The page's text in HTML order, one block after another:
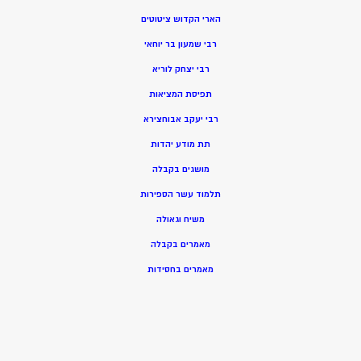
הארי הקדוש ציטוטים
רבי שמעון בר יוחאי
רבי יצחק לוריא
תפיסת המציאות
רבי יעקב אבוחצירא
תת מודע יהדות
מושגים בקבלה
תלמוד עשר הספירות
משיח וגאולה
מאמרים בקבלה
מאמרים בחסידות